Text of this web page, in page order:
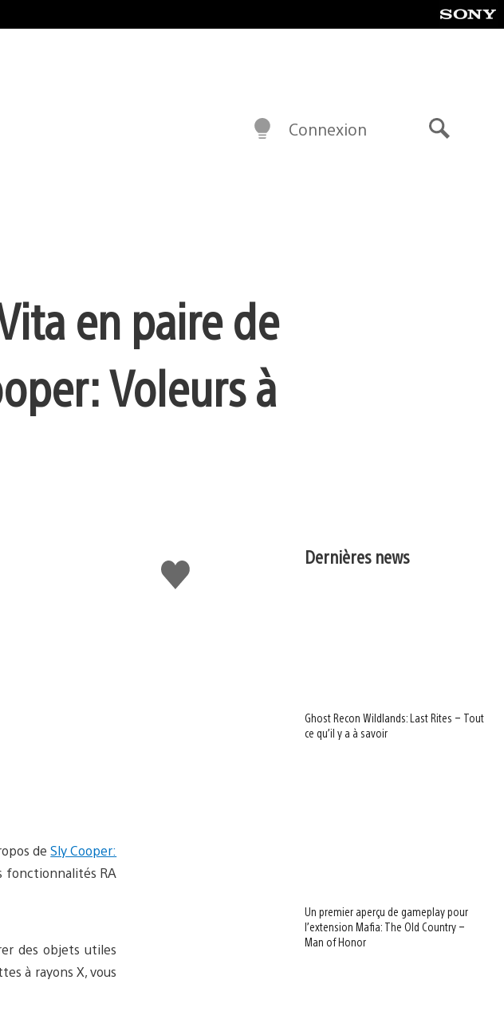
Connexion
en paire de
Voleurs à
J'aime
deSly Cooper:
fonctionnalités RA
des objets utiles
à rayons X, vous
Dernières news
Ghost Recon Wildlands: Last Rites – Tout
ce qu’il y a à savoir
Un premier aperçu de gameplay pour
l’extension Mafia: The Old Country –
Man of Honor